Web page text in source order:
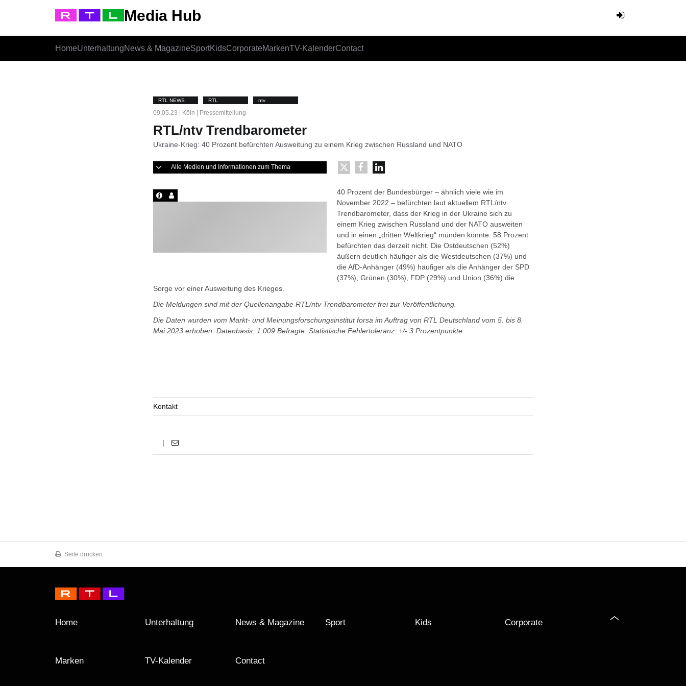
Media Hub
HomeUnterhaltungNews & MagazineSportKidsCorporateMarkenTV-KalenderContact
RTL NEWS RTL ntv
09.05.23 | Köln | Pressemitteilung
RTL/ntv Trendbarometer
Ukraine-Krieg: 40 Prozent befürchten Ausweitung zu einem Krieg zwischen Russland und NATO
Alle Medien und Informationen zum Thema
40 Prozent der Bundesbürger – ähnlich viele wie im
November 2022 – befürchten laut aktuellem RTL/ntv
Trendbarometer, dass der Krieg in der Ukraine sich zu
einem Krieg zwischen Russland und der NATO ausweiten
und in einen „dritten Weltkrieg“ münden könnte. 58 Prozent
befürchten das derzeit nicht. Die Ostdeutschen (52%)
äußern deutlich häufiger als die Westdeutschen (37%) und
die AfD-Anhänger (49%) häufiger als die Anhänger der SPD
(37%), Grünen (30%), FDP (29%) und Union (36%) die
Sorge vor einer Ausweitung des Krieges.
Die Meldungen sind mit der Quellenangabe RTL/ntv Trendbarometer frei zur Veröffentlichung.
Die Daten wurden vom Markt- und Meinungsforschungsinstitut forsa im Auftrag von RTL Deutschland vom 5. bis 8.
Mai 2023 erhoben. Datenbasis: 1.009 Befragte. Statistische Fehlertoleranz: +/- 3 Prozentpunkte.
Kontakt
|
Seite drucken
Home Unterhaltung News & Magazine Sport Kids Corporate
Marken TV-Kalender Contact